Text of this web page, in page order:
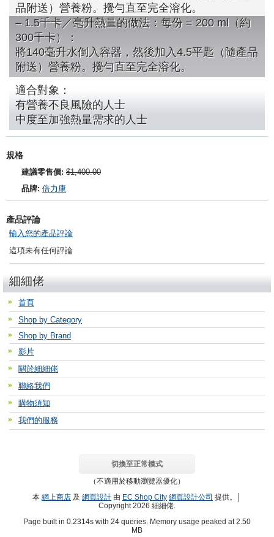
品附送）營養粉。攪勻直至完全溶化。
– 1.5千卡／毫升熱量的做法：每份 = 200 ml（約
300千卡）：
將140毫升水倒入容器，然後加入4.5平匙（隨產品
附送）營養粉。攪勻直至完全溶化。
適合對象：
有營養不良風險的人士
中度至加強熱量需求的人士
規格
建議零售價: $1,400.00
品牌: 倍力康
產品評論
輸入您的產品評論
這項未有任何評論
細細佬
首頁
Shop by Category
Shop by Brand
影片
關於細細佬
聯絡我們
購物須知
我們的服務
切換至正常模式
（不適用於移動瀏覽器優化）
本 網上商店 及 網頁設計 由 EC Shop City 網頁設計公司 提供。│
Copyright 2026 細細佬.
Page built in 0.2314s with 24 queries. Memory usage peaked at 2.50
MB